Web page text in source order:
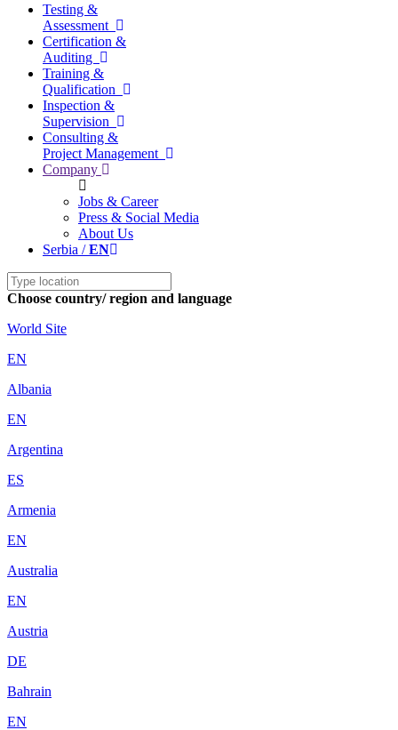
Testing &
Assessment
Certification &
Auditing
Training &
Qualification
Inspection &
Supervision
Consulting &
Project Management
Company
Jobs & Career
Press & Social Media
About Us
Serbia /EN
Choose country/ region and language
World Site
EN
Albania
EN
Argentina
ES
Armenia
EN
Australia
EN
Austria
DE
Bahrain
EN